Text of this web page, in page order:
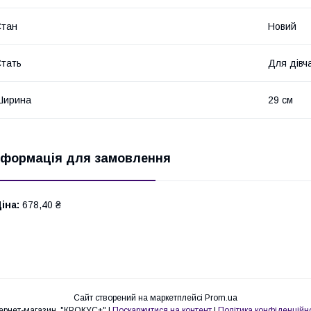
Новий
Для
29 см
для замовлення
678,40 ₴
Сайт створений на маркетплейсі Prom.ua